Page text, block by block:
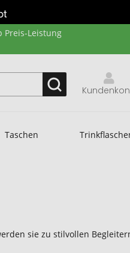
Preis-Leistung
Taschen
sie zu stilvollen